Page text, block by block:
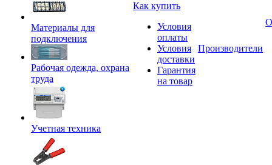
Материалы для
подключения
Рабочая одежда, охрана
труда
Учетная техника
Как купить
Условия
оплаты
Условия
доставки
Гарантия
на товар
Производители